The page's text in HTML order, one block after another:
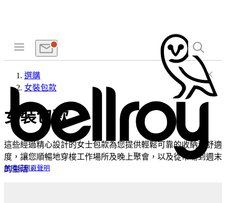
無障礙網頁聲明
選購
女裝包款
女裝包款
這些經過精心設計的女士包款為您提供輕鬆可靠的收納和舒適
度，讓您順暢地穿梭工作場所及晚上聚會，以及從市場到週末
的生活。